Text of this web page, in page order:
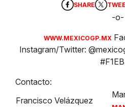
SHARE
-o-
WWW.MEXICOGP.MX
Instagram/Twitter:
Contacto:
Francisco Velázquez